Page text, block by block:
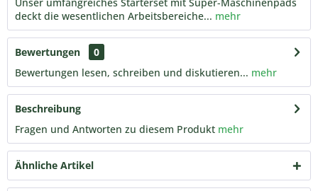
deckt die wesentlichen Arbeitsbereiche... mehr
Bewertungen
0
Bewertungen lesen, schreiben und diskutieren... mehr
Beschreibung
Fragen und Antworten zu diesem Produkt mehr
Ähnliche Artikel